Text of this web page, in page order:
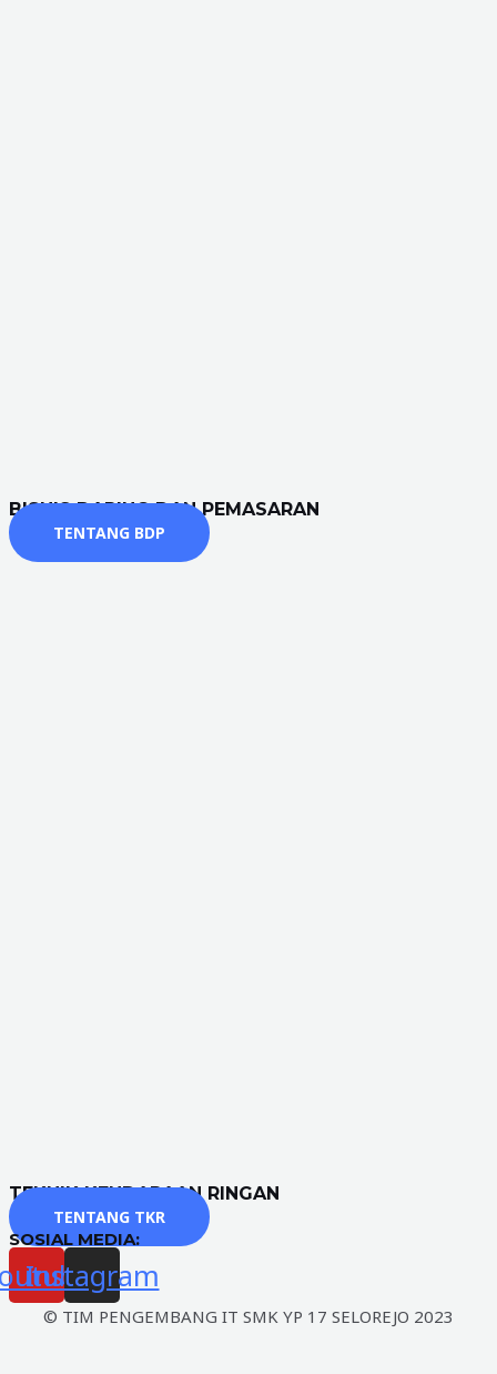
BISNIS DARING DAN PEMASARAN
TENTANG BDP
TEKNIK KENDARAAN RINGAN
TENTANG TKR
SOSIAL MEDIA:
Instagram
© TIM PENGEMBANG IT SMK YP 17 SELOREJO 2023